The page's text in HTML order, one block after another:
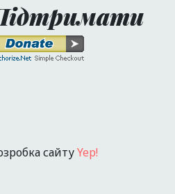
сайтуYep!